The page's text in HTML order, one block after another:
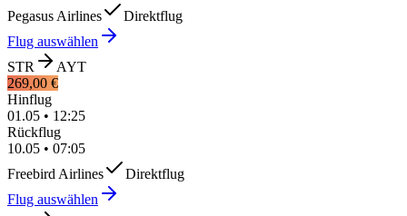
Pegasus Airlines
Direktflug
Flug auswählen
STR
AYT
269,00 €
Hinflug
01.05 • 12:25
Rückflug
10.05 • 07:05
Freebird Airlines
Direktflug
Flug auswählen